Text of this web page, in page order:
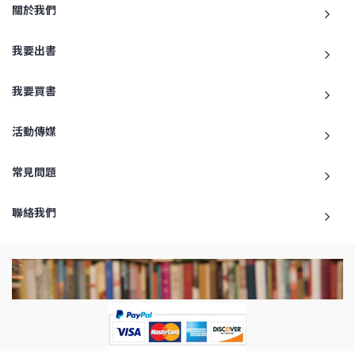
關於我們
我要出書
我要買書
活動傳媒
常見問題
聯絡我們